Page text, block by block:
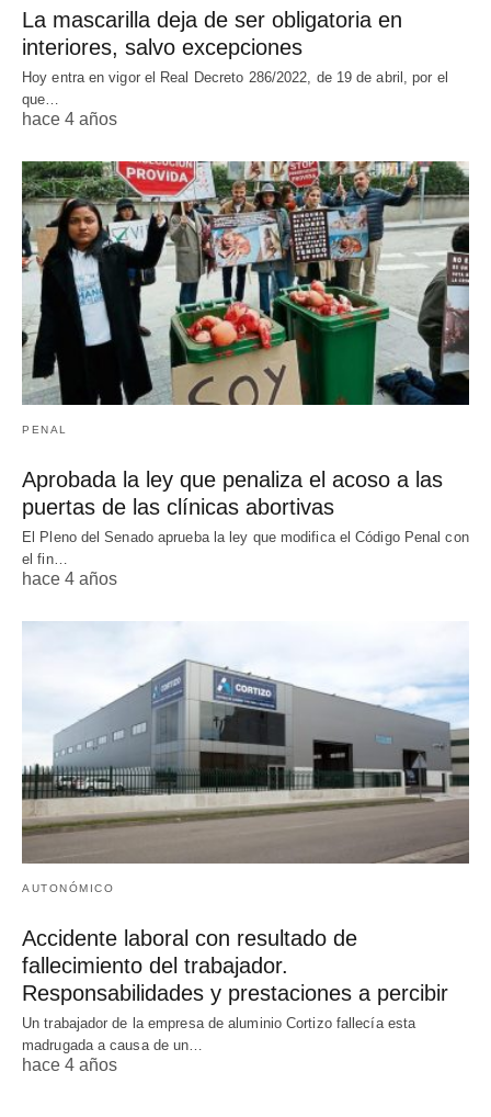
La mascarilla deja de ser obligatoria en
interiores, salvo excepciones
Hoy entra en vigor el Real Decreto 286/2022, de 19 de abril, por el
que…
hace 4 años
PENAL
Aprobada la ley que penaliza el acoso a las
puertas de las clínicas abortivas
El Pleno del Senado aprueba la ley que modifica el Código Penal con
el fin…
hace 4 años
AUTONÓMICO
Accidente laboral con resultado de
fallecimiento del trabajador.
Responsabilidades y prestaciones a percibir
Un trabajador de la empresa de aluminio Cortizo fallecía esta
madrugada a causa de un…
hace 4 años